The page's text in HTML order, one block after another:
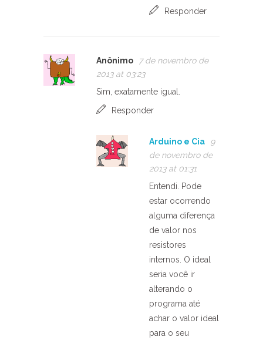
Responder
Anônimo
7 de novembro de
2013 at 03:23
Sim, exatamente igual.
Responder
Arduino e Cia
9
de novembro de
2013 at 01:31
Entendi. Pode
estar ocorrendo
alguma diferença
de valor nos
resistores
internos. O ideal
seria você ir
alterando o
programa até
achar o valor ideal
para o seu